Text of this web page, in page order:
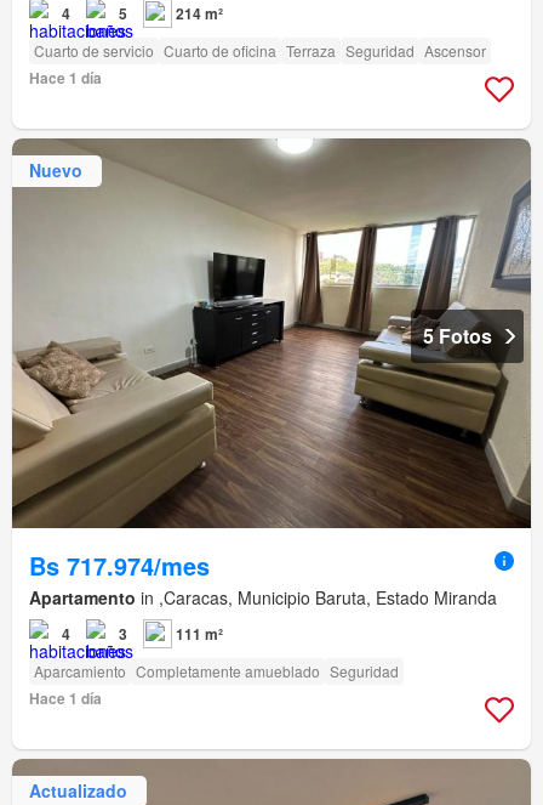
4 5 214 m²
Cuarto de servicio Cuarto de oficina Terraza Seguridad Ascensor
Hace 1 día
Nuevo
5 Fotos
Bs 717.974/mes
Apartamento in ,Caracas, Municipio Baruta, Estado Miranda
4 3 111 m²
Aparcamiento Completamente amueblado Seguridad
Hace 1 día
Actualizado